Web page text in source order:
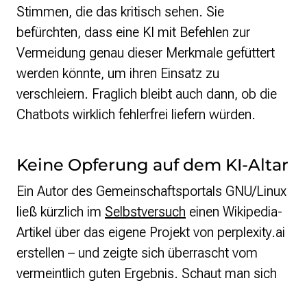
Stimmen, die das kritisch sehen. Sie
befürchten, dass eine KI mit Befehlen zur
Vermeidung genau dieser Merkmale gefüttert
werden könnte, um ihren Einsatz zu
verschleiern. Fraglich bleibt auch dann, ob die
Chatbots wirklich fehlerfrei liefern würden.
Keine Opferung auf dem KI-Altar
Ein Autor des Gemeinschaftsportals GNU/Linux
ließ kürzlich im Selbstversuch einen Wikipedia-
Artikel über das eigene Projekt von perplexity.ai
erstellen – und zeigte sich überrascht vom
vermeintlich guten Ergebnis. Schaut man sich